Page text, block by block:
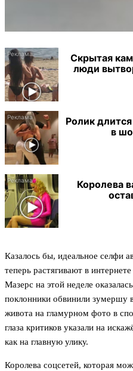
Скрытая
люди
Ролик
в
Королева
Казалось бы, идеальное селфи
теперь растягивают в
Мазерс на этой неделе
поклонники обвинили зумершу
живота на гламурном фото в
глаза критиков указали на
как на главную улику.
Королева соцсетей, которая